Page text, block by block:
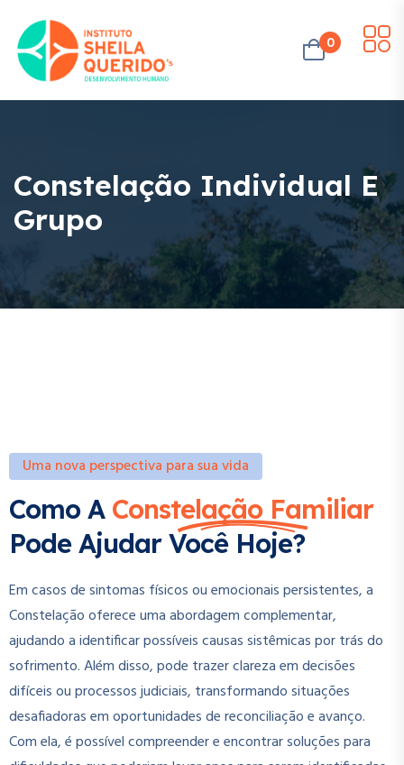
0
Constelação Individual E
Grupo
Uma nova perspectiva para sua vida
Como A Constelação Familiar
Pode Ajudar Você Hoje?
Em casos de sintomas físicos ou emocionais persistentes, a
Constelação oferece uma abordagem complementar,
ajudando a identificar possíveis causas sistêmicas por trás do
sofrimento. Além disso, pode trazer clareza em decisões
difíceis ou processos judiciais, transformando situações
desafiadoras em oportunidades de reconciliação e avanço.
Com ela, é possível compreender e encontrar soluções para